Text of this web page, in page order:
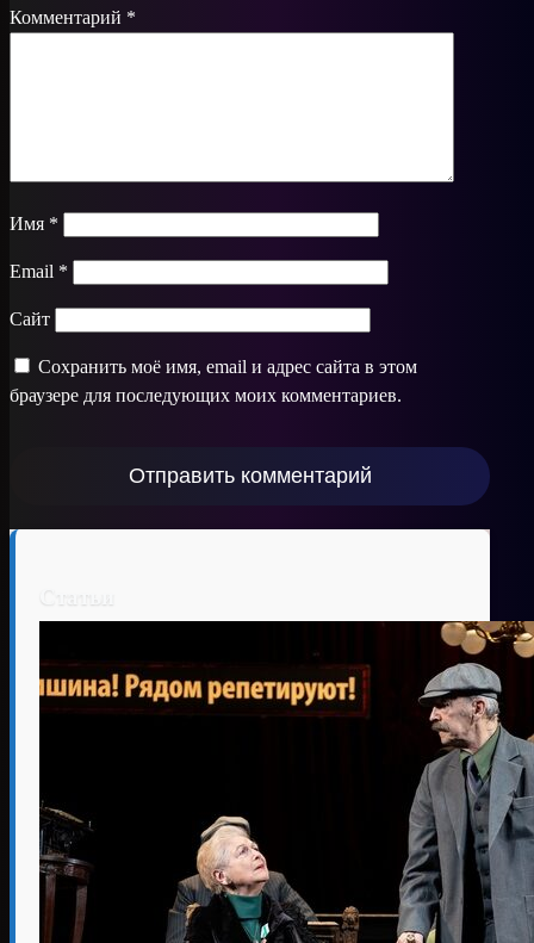
Комментарий *
Имя *
Email *
Сайт
Сохранить моё имя, email и адрес сайта в этом
браузере для последующих моих комментариев.